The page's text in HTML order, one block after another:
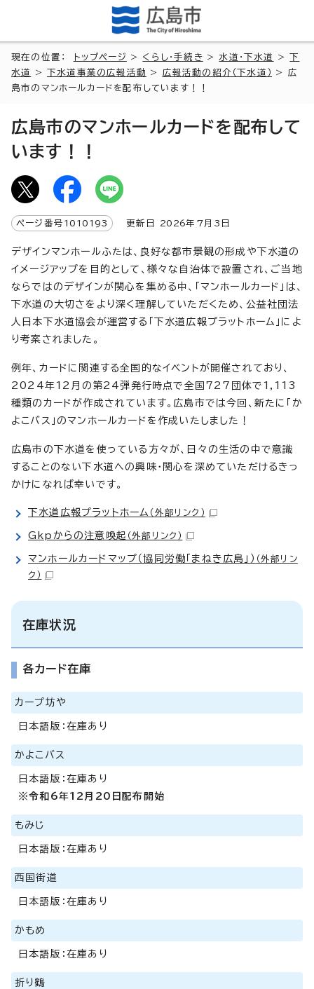
現在の位置： トップページ > くらし・手続き >水道・下水道 >下
水道
>下水道事業の広報活動 > 広報活動の紹介（下水道）
> 広
島市のマンホールカードを配布しています！！
広島市のマンホールカードを配布して
います！！
ページ番号 1010193 更新日 2026年7月3日
デザインマンホールふたは、良好な都市景観の形成や下水道の
イメージアップを目的として、様々な自治体で設置され、ご当地
ならではのデザインが関心を集める中、「マンホールカード」は、
下水道の大切さをより深く理解していただくため、公益社団法
人日本下水道協会が運営する「下水道広報プラットホーム」によ
り考案されました。
例年、カードに関連する全国的なイベントが開催されており、
2024年12月の第24弾発行時点で全国727団体で1,113
種類のカードが作成されています。広島市では今回、新たに「か
よこバス」のマンホールカードを作成いたしました！
広島市の下水道を使っている方々が、日々の生活の中で意識
することのない下水道への興味・関心を深めていただけるきっ
かけになれば幸いです。
下水道広報プラットホーム （外部リンク）
Gkpからの注意喚起 （外部リンク）
マンホールカードマップ（協同労働「まねき広島」） （外部リン
ク）
在庫状況
各カード在庫
カープ坊や
日本語版：在庫あり
かよこバス
日本語版：在庫あり
※令和6年12月20日配布開始
もみじ
日本語版：在庫あり
西国街道
日本語版：在庫あり
かもめ
日本語版：在庫あり
折り鶴